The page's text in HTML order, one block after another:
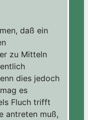
daß ein
zu Mitteln
dies jedoch
es
Fluch trifft
antreten muß,